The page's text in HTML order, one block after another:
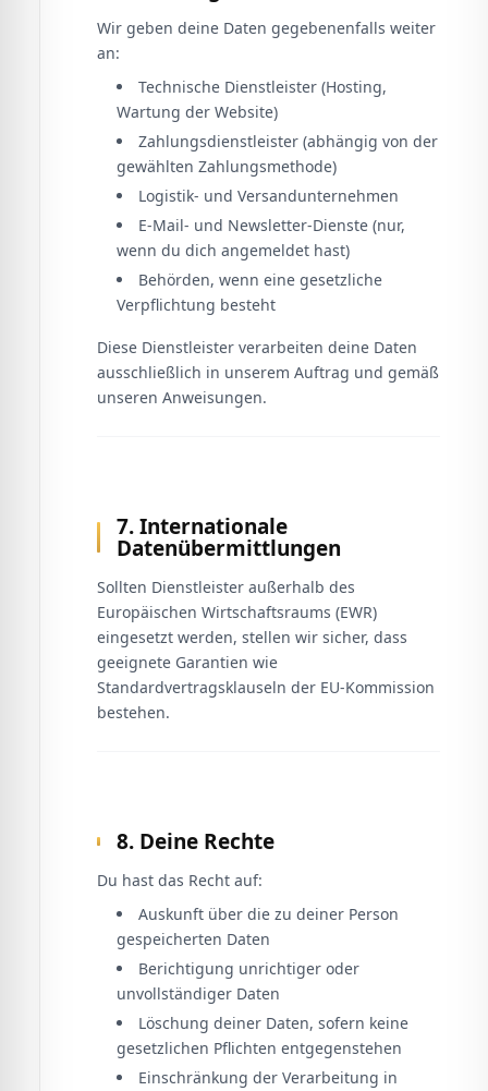
Wir geben deine Daten gegebenenfalls weiter
an:
Technische Dienstleister (Hosting,
Wartung der Website)
Zahlungsdienstleister (abhängig von der
gewählten Zahlungsmethode)
Logistik- und Versandunternehmen
E-Mail- und Newsletter-Dienste (nur,
wenn du dich angemeldet hast)
Behörden, wenn eine gesetzliche
Verpflichtung besteht
Diese Dienstleister verarbeiten deine Daten
ausschließlich in unserem Auftrag und gemäß
unseren Anweisungen.
7. Internationale
Datenübermittlungen
Sollten Dienstleister außerhalb des
Europäischen Wirtschaftsraums (EWR)
eingesetzt werden, stellen wir sicher, dass
geeignete Garantien wie
Standardvertragsklauseln der EU-Kommission
bestehen.
8. Deine Rechte
Du hast das Recht auf:
Auskunft über die zu deiner Person
gespeicherten Daten
Berichtigung unrichtiger oder
unvollständiger Daten
Löschung deiner Daten, sofern keine
gesetzlichen Pflichten entgegenstehen
Einschränkung der Verarbeitung in